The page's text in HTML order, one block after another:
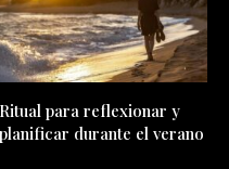
Ritual para reflexionar y
planificar durante el verano